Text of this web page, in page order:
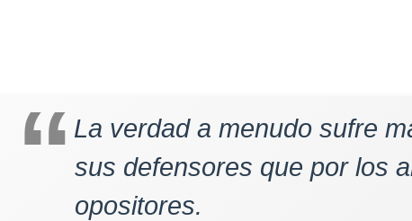
La verdad a menudo sufre
sus defensores que por los
opositores.